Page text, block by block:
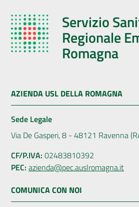
Servizio
Regionale
Romagna
AZIENDA USL DELLA ROMAGNA
Sede Legale
Via De Gasperi, 8 - 48121 Ravenna
CF/P.IVA: 02483810392
PEC: azienda@pec.auslromagna.it
COMUNICA CON NOI